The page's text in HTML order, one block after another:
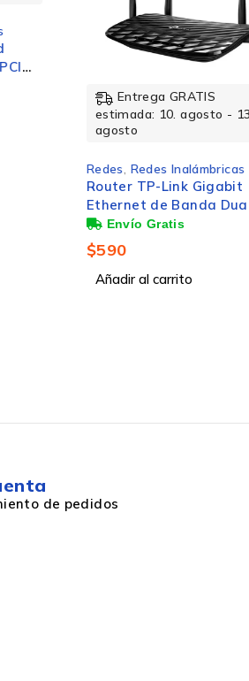
Entrega GRATIS
estimada: 10. agosto - 13.
Redes Inalámbricas
Router TP-Link Gigabit
Ethernet de Banda Dual MU-
MIMO AC1200 ARCHER C6,
Inalámbrico, 867Mbit/s, 5x
RJ-45, 2.4/5GHz, 4 Antenas
Externas
Añadir al carrito
de pedidos